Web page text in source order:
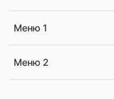
Меню 1
Меню 2